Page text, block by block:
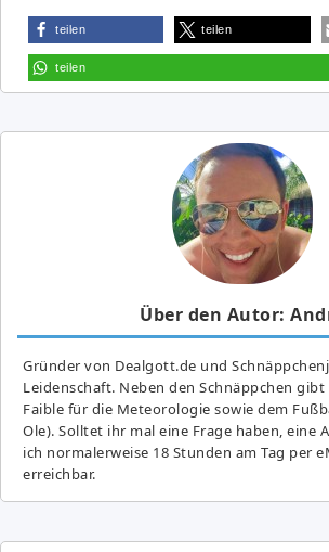
teilen teilen
teilen
Über den Autor:
Gründer von Dealgott.de und
Leidenschaft. Neben den Schnäppchen
Fai­ble für die Meteorologie sowie dem
Ole). Solltet ihr mal eine Frage haben, eine
ich normalerweise 18 Stunden am Tag per
erreichbar.